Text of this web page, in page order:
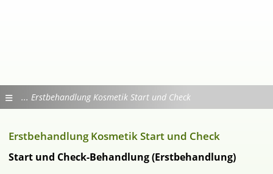
Erstbehandlung Kosmetik Start und Check
Erstbehandlung Kosmetik Start und Check
Start und Check-Behandlung (Erstbehandlung)